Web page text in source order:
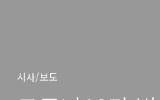
시사/보도